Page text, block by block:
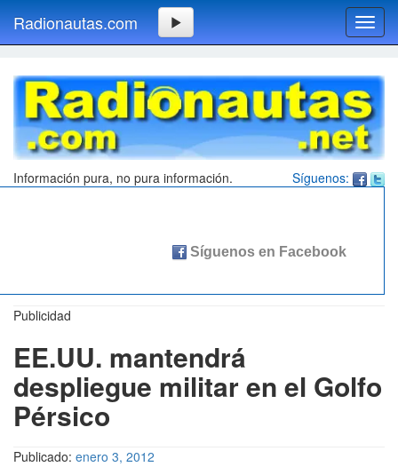
Radionautas.com
Síguenos:
Información pura, no pura información.
Publicidad
EE.UU. mantendrá
despliegue militar en el Golfo
Pérsico
Publicado: enero 3, 2012